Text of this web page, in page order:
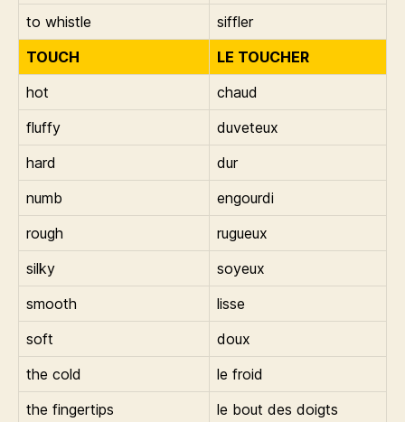
to whistle
siffler
TOUCH
LE TOUCHER
hot
chaud
fluffy
duveteux
hard
dur
numb
engourdi
rough
rugueux
silky
soyeux
smooth
lisse
soft
doux
the cold
le froid
the fingertips
le bout des doigts